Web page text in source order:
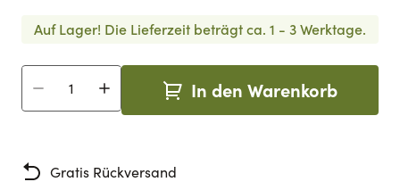
Auf Lager! Die Lieferzeit beträgt ca. 1 - 3 Werktage.
Menge In den Warenkorb
Gratis Rückversand